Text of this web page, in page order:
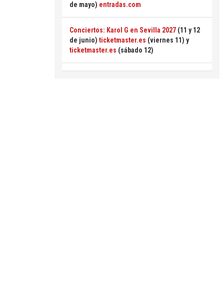
de mayo) entradas.com
Conciertos: Karol G en Sevilla 2027 (11 y 12
de junio) ticketmaster.es (viernes 11) y
ticketmaster.es (sábado 12)